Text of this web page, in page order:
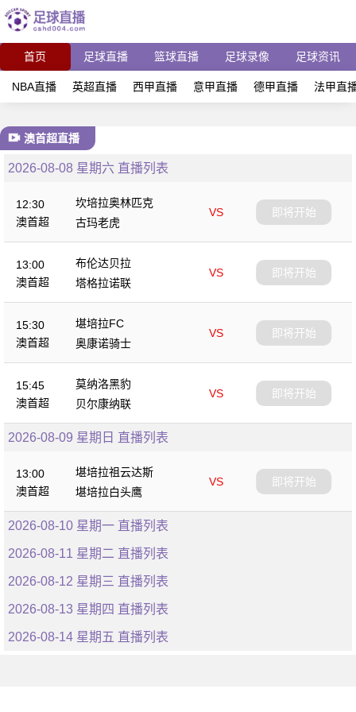
首页 足球直播 篮球直播 足球录像 足球资讯
NBA直播 英超直播 西甲直播 意甲直播 德甲直播 法甲直
澳首超直播
2026-08-08 星期六 直播列表
12:30
澳首超
坎培拉奥林匹克
VS
古玛老虎
即将开始
13:00
澳首超
布伦达贝拉
VS
塔格拉诺联
即将开始
15:30
澳首超
堪培拉FC
VS
奥康诺骑士
即将开始
15:45
澳首超
莫纳洛黑豹
VS
贝尔康纳联
即将开始
2026-08-09 星期日 直播列表
13:00
澳首超
堪培拉祖云达斯
VS
堪培拉白头鹰
即将开始
2026-08-10 星期一 直播列表
2026-08-11 星期二 直播列表
2026-08-12 星期三 直播列表
2026-08-13 星期四 直播列表
2026-08-14 星期五 直播列表